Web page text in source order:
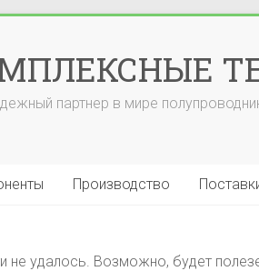
партнер в мире
Производство
удалось. Возможно, будет